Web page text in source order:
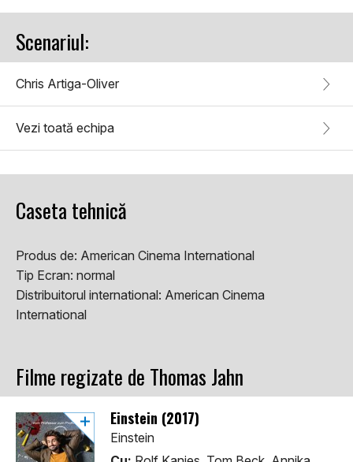
Scenariul:
Chris Artiga-Oliver
Vezi toată echipa
Caseta tehnică
Produs de: American Cinema International
Tip Ecran: normal
Distribuitorul international: American Cinema
International
Filme regizate de Thomas Jahn
Einstein (2017)
Einstein